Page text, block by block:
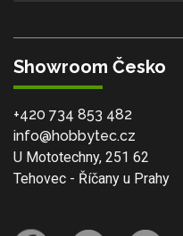
Showroom Česko
+420 734 853 482
info@hobbytec.cz
U Mototechny, 251 62
Tehovec - Říčany u Prahy